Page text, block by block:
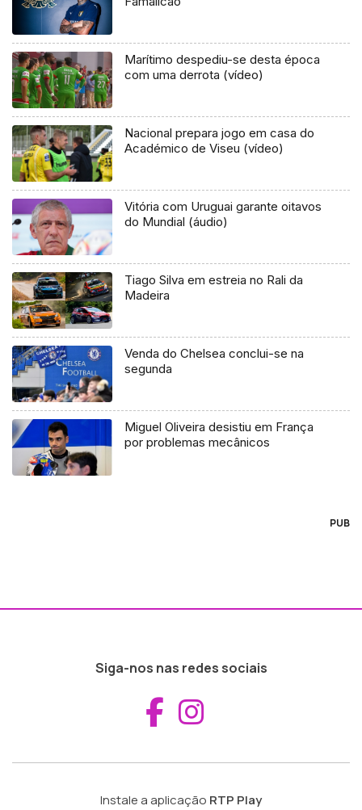
Marítimo despediu-se desta época
com uma derrota (vídeo)
Nacional prepara jogo em casa do
Académico de Viseu (vídeo)
Vitória com Uruguai garante oitavos
do Mundial (áudio)
Tiago Silva em estreia no Rali da
Madeira
Venda do Chelsea conclui-se na
segunda
Miguel Oliveira desistiu em França
por problemas mecânicos
PUB
Siga-nos nas redes sociais
Aceder ao
Instale a aplicação RTP Play